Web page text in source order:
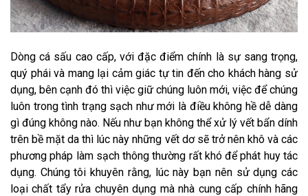
Dòng cá sấu cao cấp, với đặc điểm chính là sự sang trọng,
quý phái và mang lại cảm giác tự tin đến cho khách hàng sử
dụng, bên cạnh đó thì việc giữ chúng luôn mới, việc để chúng
luôn trong tình trạng sạch như mới là điều không hề dễ dàng
gì đúng không nào. Nếu như bạn không thể xử lý vết bẩn dính
trên bề mặt da thì lúc này những vết dơ sẽ trở nên khô và các
phương pháp làm sạch thông thường rất khó để phát huy tác
dụng. Chúng tôi khuyên rằng, lúc này bạn nên sử dụng các
loại chất tẩy rửa chuyên dụng mà nhà cung cấp chính hãng